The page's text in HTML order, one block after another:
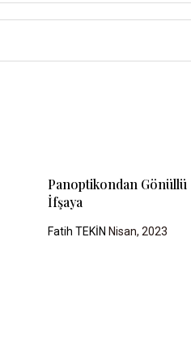
Panoptikondan Gönüllü
İfşaya
Fatih TEKİN Nisan, 2023